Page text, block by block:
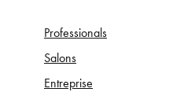
Professionals
Salons
Entreprise